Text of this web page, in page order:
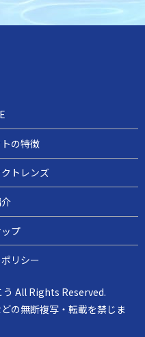
の特徴
トレンズ
プ
リシー
All Rights Reserved.
の無断複写・転載を禁じま